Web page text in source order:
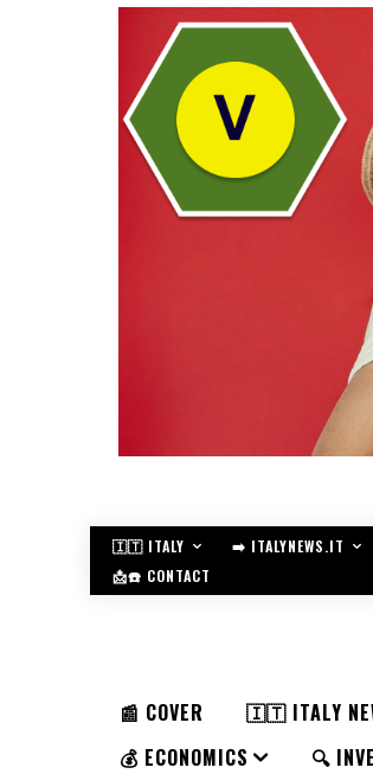
🇮🇹 ITALY ➡️ ITALYNEWS.IT
📩☎️ CONTACT
📰 COVER 🇮🇹 ITALY
💰 ECONOMICS
🔍